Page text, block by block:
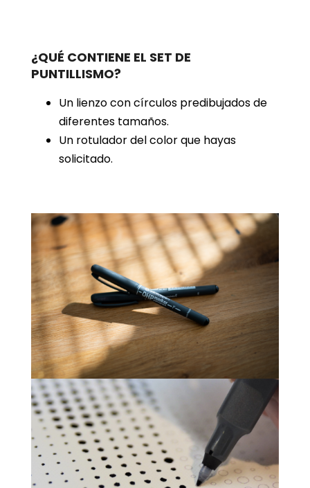
¿QUÉ CONTIENE EL SET DE
PUNTILLISMO?
Un lienzo con círculos predibujados de
diferentes tamaños.
Un rotulador del color que hayas
solicitado.